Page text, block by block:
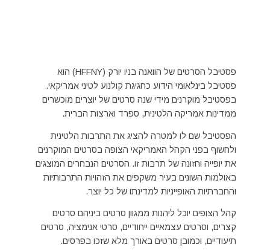
פסטיבל הסרטים של הוואנה בניו יורק (HFFNY) הוא
פסטיבל בינלאומי הידוע כחגיגת קולנוע לטיני אמריקאי.
בפסטיבל מוקרנים מידי שנה סרטים של יוצרים מוכשרים
ממדינות אמריקה הלטינית, ספרד וארצות הברית.
הפסטיבל שם לו למטרה להציג את התרבות הלטינית
ולחשוף בפני הקהל האמריקאי הצופה בסרטים המוקרנים
את יופייה וחזונה של תרבות זו. הסרטים הנבחרים המוצגים
באולמות השונים בעיר משקפים את הזהויות התרבותיות
והחברתיות האופייניות למדינתו של כל יוצר.
קהל הצופים יוכל ליהנות ממגוון סרטים ביניהם סרטים
קצרים, וסרטים עצמאיים ייחודיים, סרטי אנימציה, סרטים
תיעודיים, וכמובן סרטים באורך מלא שזכו בפרסים.